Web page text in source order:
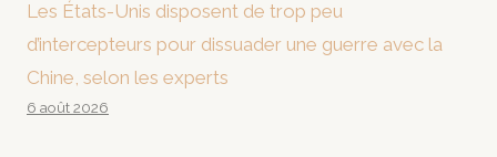
Les États-Unis disposent de trop peu
d’intercepteurs pour dissuader une guerre avec la
Chine, selon les experts
6 août 2026